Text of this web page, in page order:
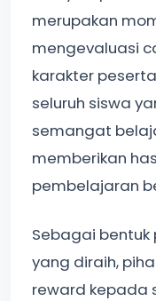
merupakan
mengevaluasi
karakter
seluruh siswa
semangat
memberikan
pembelajaran
Sebagai
yang diraih,
reward kepada